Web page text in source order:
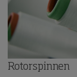
Rotorspinnen